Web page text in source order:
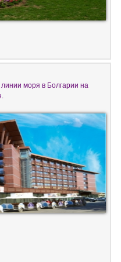
моря в Болгарии на